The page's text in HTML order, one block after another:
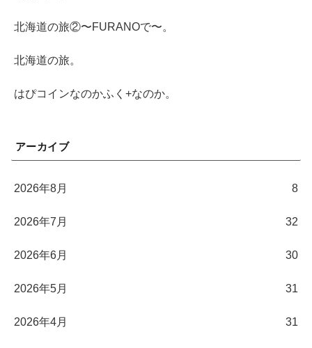
北海道の旅②〜FURANOで〜。
北海道の旅。
はぴコインなのかふく+なのか。
アーカイブ
2026年8月 8
2026年7月 32
2026年6月 30
2026年5月 31
2026年4月 31